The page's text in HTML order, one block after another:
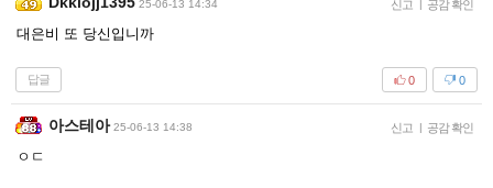
25-06-13 14:34 신고 | 공감 확인
대은비 또 당신입니까
답글 0
0
아스테아 25-06-13 14:38 신고 | 공감 확인
ㅇㄷ